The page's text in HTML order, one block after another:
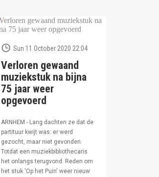
Sun 11 October 2020 22:04
Verloren gewaand
muziekstuk na bijna
75 jaar weer
opgevoerd
ARNHEM - Lang dachten ze dat de
partituur kwijt was: er werd
gezocht, maar niet gevonden.
Totdat een muziekbibliothecaris
het onlangs terugvond. Reden om
het stuk 'Op het Puin' weer nieuw